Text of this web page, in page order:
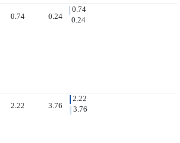
0.74 0.24
0.74
0.24
2.22 3.76
2.22
3.76